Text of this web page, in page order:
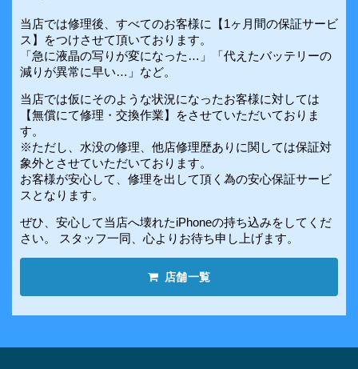
当店では修理後、すべてのお客様に【1ヶ月間の保証サービ
ス】をつけさせて頂いております。
「急に液晶の写りが変になった…」「代えたバッテリーの
減りが異常に早い…」など。
当店では仮にそのような状況になったお客様に対しては
【無償にて修理・交換作業】をさせていただいておりま
す。
※ただし、水没の修理、他店修理歴ありに関しては保証対
象外とさせていただいております。
お客様が安心して、修理を出して頂く為の安心保証サービ
スとなります。
ぜひ、安心して当店へ壊れたiPhoneの持ち込みをしてくだ
さい。 スタッフ一同、心よりお待ち申し上げます。
店舗一覧